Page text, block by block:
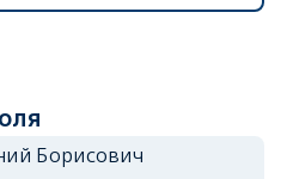
Борисович